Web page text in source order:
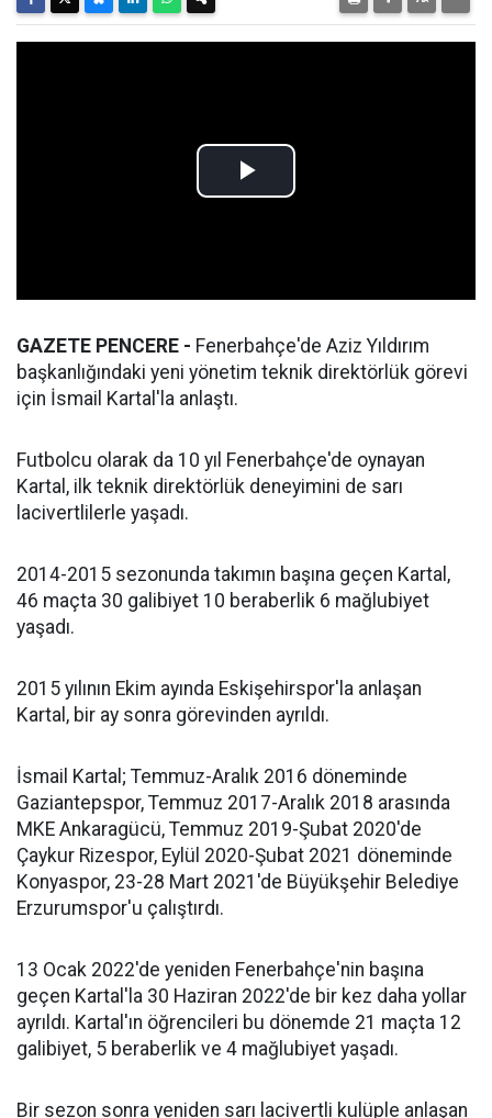
GAZETE PENCERE - Fenerbahçe'de Aziz Yıldırım
başkanlığındaki yeni yönetim teknik direktörlük görevi
için İsmail Kartal'la anlaştı.
Futbolcu olarak da 10 yıl Fenerbahçe'de oynayan
Kartal, ilk teknik direktörlük deneyimini de sarı
lacivertlilerle yaşadı.
2014-2015 sezonunda takımın başına geçen Kartal,
46 maçta 30 galibiyet 10 beraberlik 6 mağlubiyet
yaşadı.
2015 yılının Ekim ayında Eskişehirspor'la anlaşan
Kartal, bir ay sonra görevinden ayrıldı.
İsmail Kartal; Temmuz-Aralık 2016 döneminde
Gaziantepspor, Temmuz 2017-Aralık 2018 arasında
MKE Ankaragücü, Temmuz 2019-Şubat 2020'de
Çaykur Rizespor, Eylül 2020-Şubat 2021 döneminde
Konyaspor, 23-28 Mart 2021'de Büyükşehir Belediye
Erzurumspor'u çalıştırdı.
13 Ocak 2022'de yeniden Fenerbahçe'nin başına
geçen Kartal'la 30 Haziran 2022'de bir kez daha yollar
ayrıldı. Kartal'ın öğrencileri bu dönemde 21 maçta 12
galibiyet, 5 beraberlik ve 4 mağlubiyet yaşadı.
Bir sezon sonra yeniden sarı lacivertli kulüple anlaşan